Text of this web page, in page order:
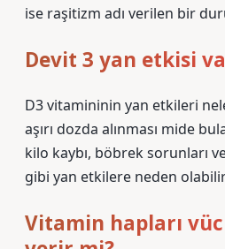
ise raşitizm adı verilen bir
Devit 3 yan etkisi
D3 vitamininin yan etkileri
aşırı dozda alınması mide
kilo kaybı, böbrek sorunları
gibi yan etkilere neden
Vitamin hapları